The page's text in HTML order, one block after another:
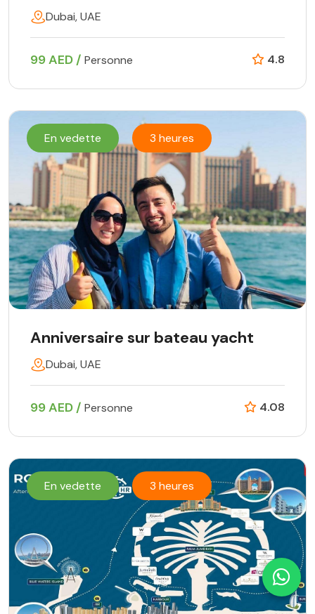
Dubai, UAE
99 AED / Personne 4.8
En vedette 3 heures
Anniversaire sur bateau yacht
Dubai, UAE
99 AED / Personne 4.08
En vedette 3 heures